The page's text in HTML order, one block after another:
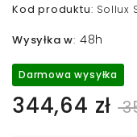
Kod produktu: Sollux
Wysyłka w: 48h
Darmowa wysyłka
344,64 zł